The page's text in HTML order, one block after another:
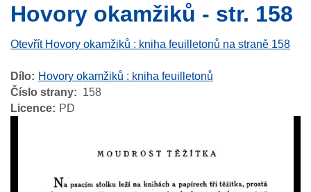
Hovory okamžiků - str. 158
Otevřít Hovory okamžiků : kniha feuilletonů na straně 158
Dílo
Hovory okamžiků : kniha feuilletonů
Číslo strany
158
Licence
PD